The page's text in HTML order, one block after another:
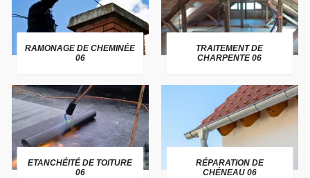
RAMONAGE DE CHEMINÉE
06
TRAITEMENT DE
CHARPENTE 06
ETANCHÉITÉ DE TOITURE
06
RÉPARATION DE
CHÉNEAU 06